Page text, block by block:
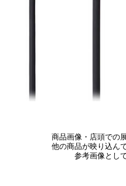
商品画像・店頭での
他の商品が映り込ん
参考画像とし